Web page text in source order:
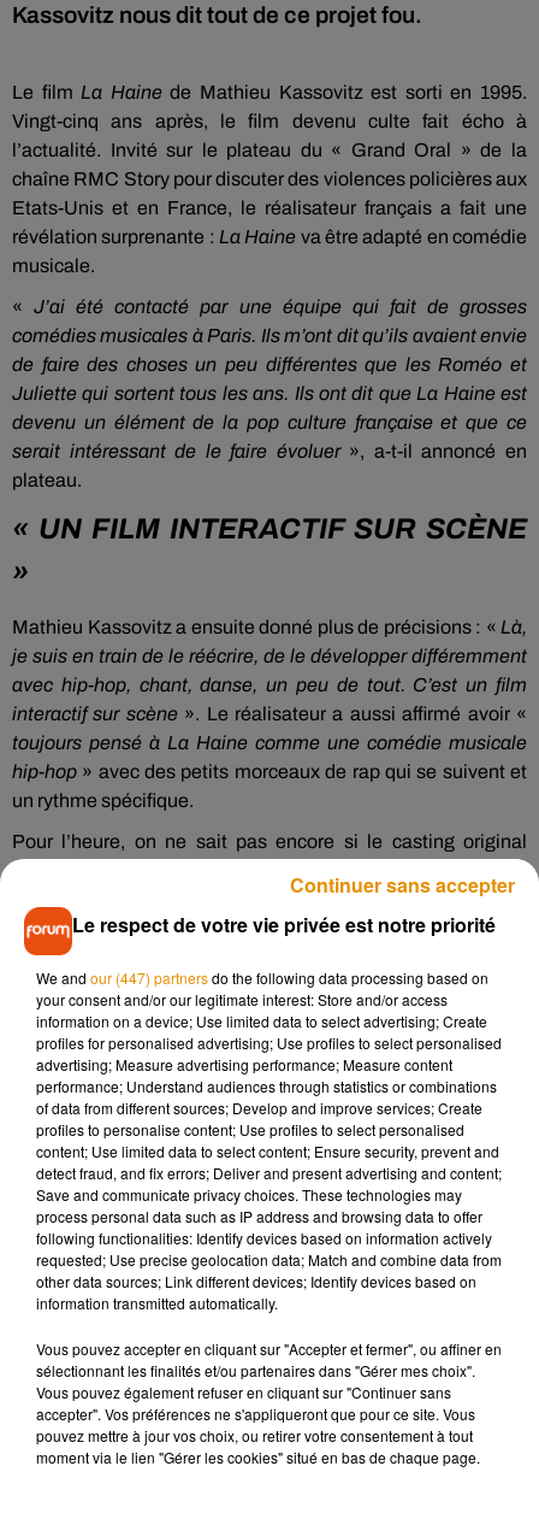
Kassovitz nous dit tout de ce projet fou.
Le film La Hainede Mathieu Kassovitz est sorti en 1995.
Vingt-cinq ans après, le film devenu culte fait écho à
l’actualité. Invité sur le plateau du « Grand Oral » de la
chaîne RMC Story pour discuter des violences policières aux
Etats-Unis et en France, le réalisateur français a fait une
révélation surprenante : La Haine va être adapté en comédie
musicale.
«J’ai été contacté par une équipe qui fait de grosses
comédies musicales à Paris. Ils m’ont dit qu’ils avaient envie
de faire des choses un peu différentes que les Roméo et
Juliette qui sortent tous les ans. Ils ont dit que La Haine est
devenu un élément de la pop culture française et que ce
serait intéressant de le faire évoluer», a-t-il annoncé en
plateau.
« UN FILM INTERACTIF SUR SCÈNE
»
Mathieu Kassovitz a ensuite donné plus de précisions : « Là,
je suis en train de le réécrire, de le développer différemment
avec hip-hop, chant, danse, un peu de tout. C’est un film
interactif sur scène». Le réalisateur a aussi affirmé avoir «
toujours pensé à La Haine comme une comédie musicale
hip-hop » avec des petits morceaux de rap qui se suivent et
un rythme spécifique.
Pour l’heure, on ne sait pas encore si le casting original
Koundé participera au projet. Mais en attendant de découvrir
cette adaptation deLa Haineen comédie musicale, les fans
du film pourront redécouvrir Vinz et compagnie en 4K au
cinéma le 5 août prochain à l’occasion du 25e anniversaire
du film.
#GrandOral: "J'ai toujours pensé à la haine comme une
comédie musicale, je vais développer ce projet !" Mathieu
Kassovitz, réalisateur et acteur à l'occasion des 25 ans du
film culte la Hainepic.twitter.com/WphblrjpQe
— Les Grandes Gueules (@GG_RMC)June 5, 2020
Le respect de votre vie privée est notre priorité
We and our (447) partnersdo the following data processing based on
your consent and/or our legitimate interest: Store and/or access
information on a device; Use limited data to select advertising; Create
profiles for personalised advertising; Use profiles to select personalised
advertising; Measure advertising performance; Measure content
performance; Understand audiences through statistics or combinations
of data from different sources; Develop and improve services; Create
profiles to personalise content; Use profiles to select personalised
content; Use limited data to select content; Ensure security, prevent and
detect fraud, and fix errors; Deliver and present advertising and content;
Save and communicate privacy choices. These technologies may
process personal data such as IP address and browsing data to offer
following functionalities: Identify devices based on information actively
requested; Use precise geolocation data; Match and combine data from
other data sources; Link different devices; Identify devices based on
information transmitted automatically.
Vous pouvez accepter en cliquant sur "Accepter et fermer", ou affiner en
sélectionnant les finalités et/ou partenaires dans "Gérer mes choix".
Vous pouvez également refuser en cliquant sur "Continuer sans
accepter". Vos préférences ne s'appliqueront que pour ce site. Vous
pouvez mettre à jour vos choix, ou retirer votre consentement à tout
moment via le lien "Gérer les cookies" situé en bas de chaque page.
Continuer sans accepter